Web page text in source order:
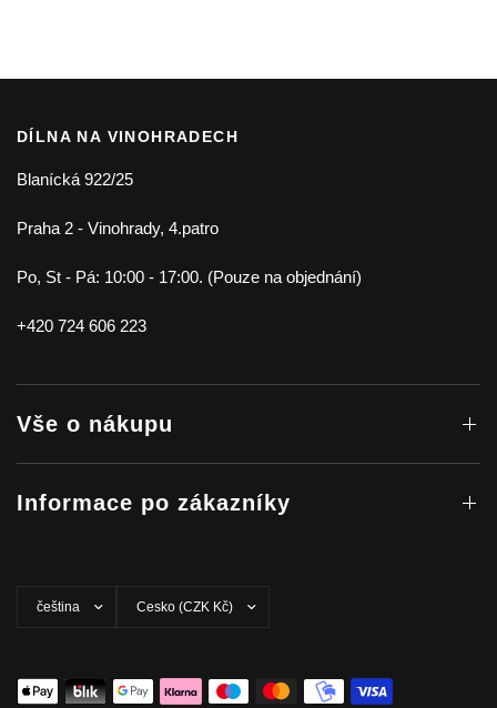
DÍLNA NA VINOHRADECH
Blanícká 922/25
Praha 2 - Vinohrady, 4.patro
Po, St - Pá: 10:00 - 17:00. (Pouze na objednání)
+420 724 606 223
Vše o nákupu
Informace po zákazníky
zemi/oblast